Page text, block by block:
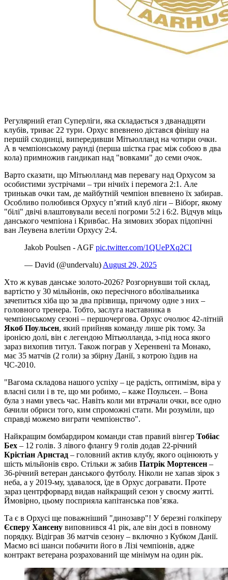
Регулярний етап Суперліги, яка складається з дванадцяти
клубів, триває 22 тури. Орхус впевнено дістався фінішу на
першій сходинці, випередивши Мітьюлланд на чотири очки.
А в чемпіонському раунді (перша шістка грає між собою в два
кола) примножив гандикап над "вовками" до семи очок.
Варто сказати, що Мітьюлланд мав перевагу над Орхусом за
особистими зустрічами – три нічиїх і перемога 2:1. Але
тринькав очки там, де майбутній чемпіон впевнено їх забирав.
Особливо полюбився Орхусу п’ятий клуб ліги – Віборг, якому
"білі" двічі влаштовували веселі погроми 5:2 і 6:2. Відчув міць
данського чемпіона і Кривбас. На зимових зборах підопічні
ван Леувена влетіли Орхусу 2:4.
Jakob Poulsen - AGF pic.twitter.com/1QUePXq2CI
— David (@undervalu)August 29, 2025
Хто ж кував данське золото-2026? Розгорнувши той склад,
вартістю у 30 мільйонів, око пересічного вболівальника
зачепиться хіба що за два прізвища, причому одне з них –
головного тренера. Тобто, заслуга наставника в
чемпіонському сезоні – першочергова. Орхус очолює 42-літній
Якоб Поульсен, який прийняв команду лише рік тому. За
іронією долі, він є легендою Мітьюлланда, з-під носа якого
зараз вихопив титул. Також пограв у Херенвені та Монако,
має 35 матчів (2 голи) за збірну Данії, з котрою їздив на
ЧС-2010.
"Вагома складова нашого успіху – це радість, оптимізм, віра у
власні сили і в те, що ми робимо, – каже Поульсен. – Вона
була з нами увесь час. Навіть коли ми втрачали очки, все одно
бачили обриси того, ким спроможні стати. Ми розуміли, що
справді можемо виграти чемпіонство".
Найкращим бомбардиром команди став правий вінгер Тобіас
Бех – 12 голів. З лівого флангу 9 голів додав 22-річний
Крістіан Арнстад – головний актив клубу, якого оцінюють у
шість мільйонів євро. Стільки ж забив Патрік Мортенсен –
36-річний ветеран данського футболу. Ніколи не хапав зірок з
неба, а у 2019-му, здавалося, їде в Орхус догравати. Проте
зараз центрфорвард видав найкращий сезон у своєму житті.
Ймовірно, цьому посприяла капітанська пов’язка.
Та є в Орхусі ще поважніший "динозавр"! У березні голкіперу
Єсперу Хансену виповнився 41 рік, але він досі в повному
порядку. Відіграв 36 матчів сезону – включно з Кубком Данії.
Маємо всі шанси побачити його в Лізі чемпіонів, адже
контракт ветерана розрахований ще мінімум на один рік.